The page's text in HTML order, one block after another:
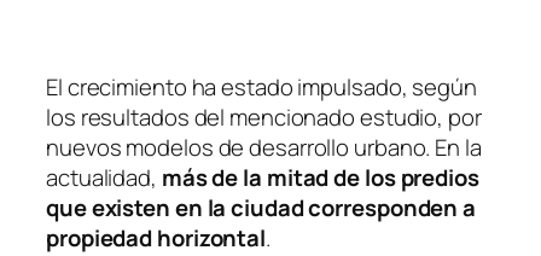
El crecimiento ha estado impulsado, según
los resultados del mencionado estudio, por
nuevos modelos de desarrollo urbano. En la
actualidad, más de la mitad de los predios
que existen en la ciudad corresponden a
propiedad horizontal.